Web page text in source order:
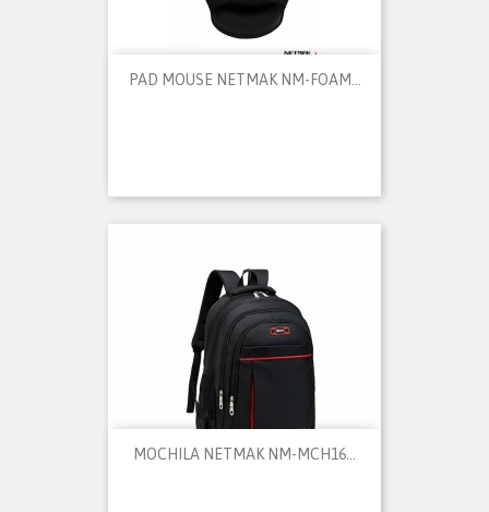
PAD MOUSE NETMAK NM-FOAM...
MOCHILA NETMAK NM-MCH16...